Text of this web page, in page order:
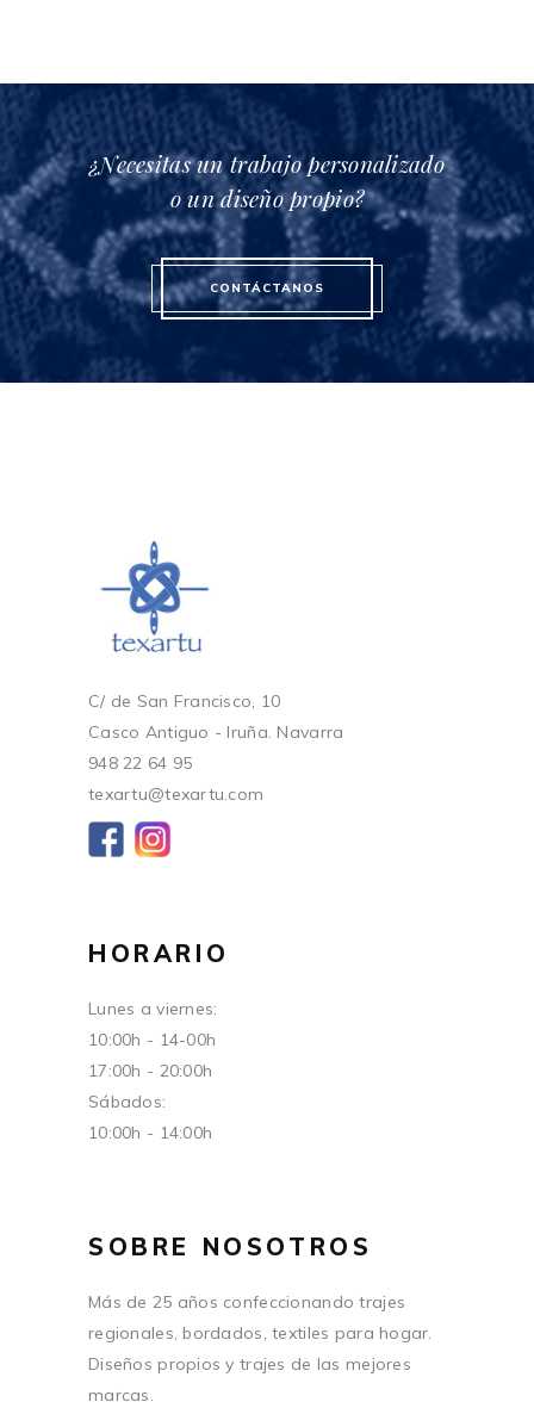
¿Necesitas un trabajo personalizado
o un diseño propio?
CONTÁCTANOS
C/ de San Francisco, 10
Casco Antiguo - Iruña. Navarra
948 22 64 95
texartu@texartu.com
HORARIO
Lunes a viernes:
10:00h - 14-00h
17:00h - 20:00h
Sábados:
10:00h - 14:00h
SOBRE NOSOTROS
Más de 25 años confeccionando trajes
regionales, bordados, textiles para hogar.
Diseños propios y trajes de las mejores
marcas.